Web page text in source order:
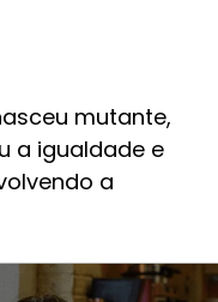
mutante,
a igualdade e
a